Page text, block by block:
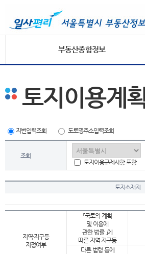
부동산종합정보
토지이용계
지번입력조회 도로명주소입력조회
조회
토지이용규제사항 포함
토지소재지
지역·지구등
지정여부
「국토의 계획
및 이용에
관한 법률 」에
따른 지역·지구등
다른 법령 등에